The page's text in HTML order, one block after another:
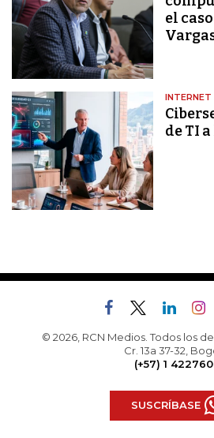
el
INTERNET
de TI
© 2026, RCN Medios. Todos los
Cr. 13a 37-32,
(+57) 1
SUSCRÍBASE